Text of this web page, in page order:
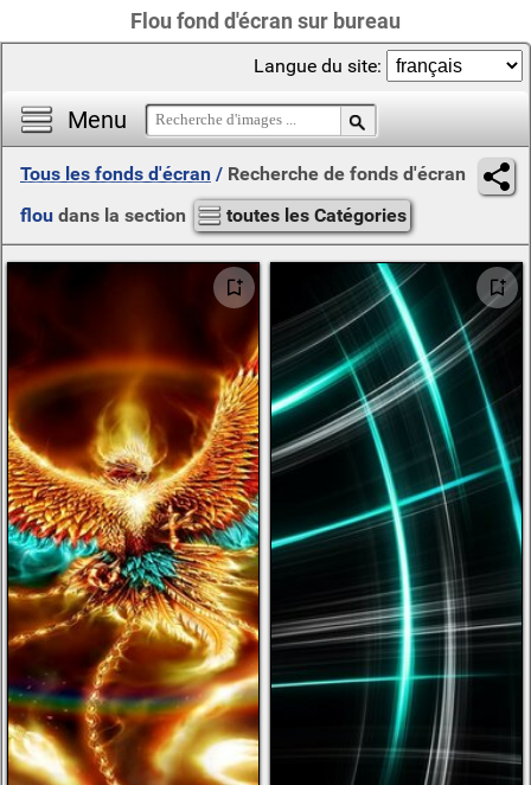
Flou fond d'écran sur bureau
Menu
Langue du site:
Tous les fonds d'écran / Recherche de fonds d'écran
flou dans la section toutes les Catégories